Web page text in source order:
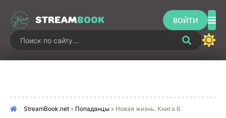
STREAMBOOK ВОЙТИ
StreamBook.net » Попаданцы » Новая жизнь. Книга 6